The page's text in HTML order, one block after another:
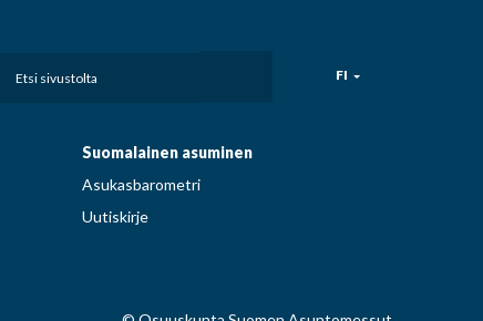
sivustolta
FI
Suomalainen asuminen
Asukasbarometri
Uutiskirje